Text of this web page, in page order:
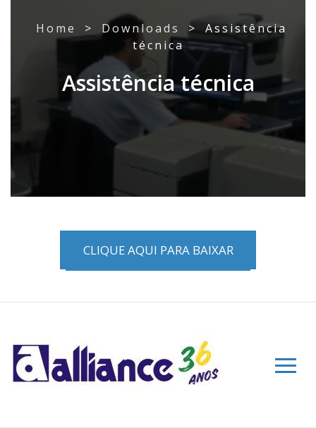
CLIQUE AQUI PARA BAIXAR
Home > Downloads >
Assistência
técnica
Assistência técnica
CLIQUE AQUI PARA BAIXAR